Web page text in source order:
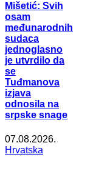
Mišetić: Svih
osam
međunarodnih
sudaca
jednoglasno
je utvrdilo da
se
Tuđmanova
izjava
odnosila na
srpske snage
07.08.2026.
Hrvatska